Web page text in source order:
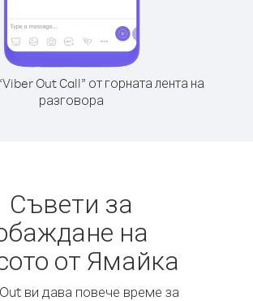
Out Call” от горната лента на
разговора
Съвети за
на
от Ямайка
ви дава повече време за